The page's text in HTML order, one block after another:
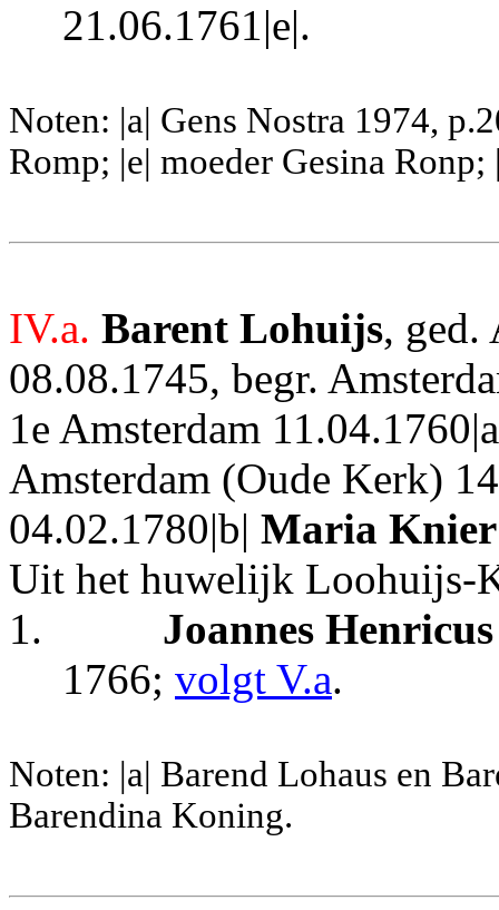
21.06.1761|e|.
Noten: |a| Gens Nostra 1974,
Romp; |e| moeder Gesina
IV.a. Barent Lohuijs, ged.
08.08.1745, begr.
1e Amsterdam
Amsterdam (Oude Kerk)
04.02.1780|b| Maria Knier
Uit het huwelijk Loohuijs-
1.
Joannes
1766; volgt V.a.
Noten: |a| Barend Lohaus en
Barendina Koning.